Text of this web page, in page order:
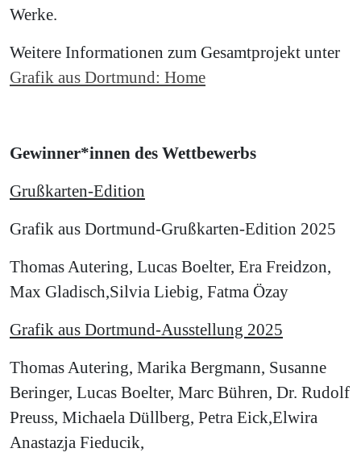
Werke.
Weitere Informationen zum Gesamtprojekt unter
Grafik aus Dortmund: Home
Gewinner*innen des Wettbewerbs
Grußkarten-Edition
Grafik aus Dortmund-Grußkarten-Edition 2025
Thomas Autering, Lucas Boelter, Era Freidzon,
Max Gladisch,Silvia Liebig, Fatma Özay
Grafik aus Dortmund-Ausstellung 2025
Thomas Autering, Marika Bergmann, Susanne
Beringer, Lucas Boelter, Marc Bühren, Dr. Rudolf
Preuss, Michaela Düllberg, Petra Eick,Elwira
Anastazja Fieducik,